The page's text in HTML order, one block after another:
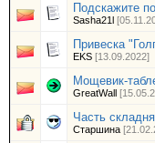
Подскажите
Sasha21l
Привеска
EKS [13.09.2022]
Мощевик-
GreatWall
Часть складня
Старшина